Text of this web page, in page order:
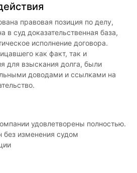
правовая позиция по делу,
в суд доказательственная база,
исполнение договора.
как факт, так и
для взыскания долга, были
доводами и ссылками на
удовлетворены полностью.
без изменения судом